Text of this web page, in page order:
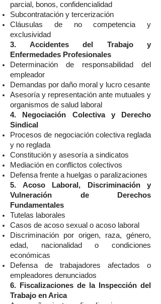
parcial, bonos, confidencialidad
Subcontratación y tercerización
Cláusulas de no competencia y
exclusividad
3. Accidentes del Trabajo y
Enfermedades Profesionales
Determinación de responsabilidad del
empleador
Demandas por daño moral y lucro cesante
Asesoría y representación ante mutuales y
organismos de salud laboral
4. Negociación Colectiva y Derecho
Sindical
Procesos de negociación colectiva reglada
y no reglada
Constitución y asesoría a sindicatos
Mediación en conflictos colectivos
Defensa frente a huelgas o paralizaciones
5. Acoso Laboral, Discriminación y
Vulneración de Derechos
Fundamentales
Tutelas laborales
Casos de acoso sexual o acoso laboral
Discriminación por origen, raza, género,
edad, nacionalidad o condiciones
económicas
Defensa de trabajadores afectados o
empleadores denunciados
6. Fiscalizaciones de la Inspección del
Trabajo en Arica